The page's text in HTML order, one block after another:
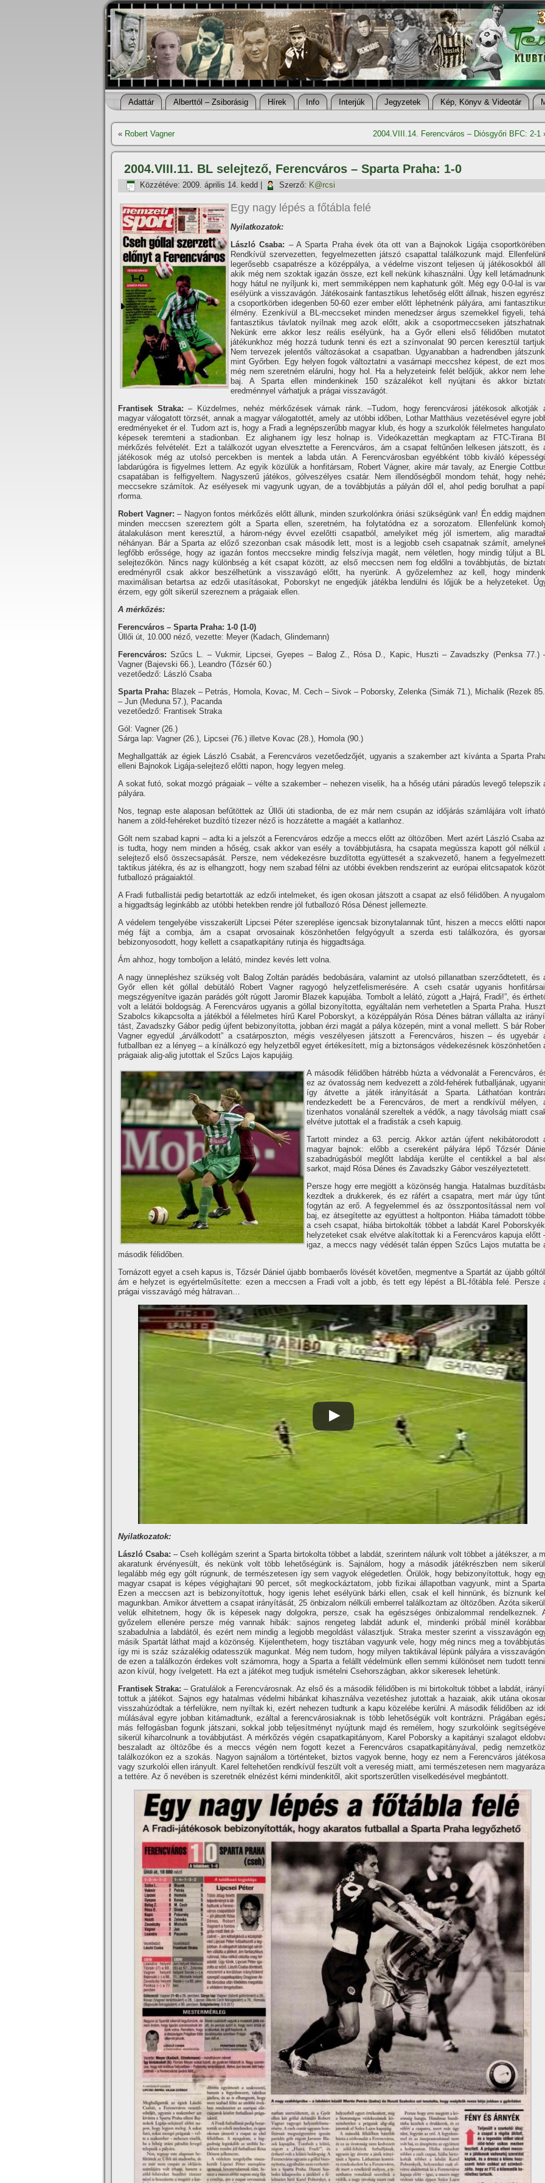
Adattár Alberttól – Zsiborásig Hí­rek Info Interjúk Jegyzetek Kép, Könyv & Videotár
« Robert Vagner 2004.VIII.14. Ferencváros – Diósgyőri BFC: 2-1
2004.VIII.11. BL selejtező, Ferencváros – Sparta Praha: 1-0
Közzétéve: 2009. április 14. kedd Szerző: K@rcsi
Egy nagy lépés a főtábla felé
Nyilatkozatok:
László Csaba: – A Sparta Praha évek óta ott van a Bajnokok Ligája
Rendkí­vül szervezetten, fegyelmezetten játszó csapattal találkozunk majd.
legerősebb csapatrésze a középpálya, a védelme viszont teljesen új játékosokból
akik még nem szoktak igazán össze, ezt kell nekünk kihasználni. Úgy kell
hogy hátul ne nyí­ljunk ki, mert semmiképpen nem kaphatunk gólt. Még egy 0-0-lal is
esélyünk a visszavágón. Játékosaink fantasztikus lehetőség előtt állnak, hiszen
a csoportkörben idegenben 50-60 ezer ember előtt léphetnénk pályára, ami
élmény. Ezenkí­vül a BL-meccseket minden menedzser árgus szemekkel figyeli,
fantasztikus távlatok nyí­lnak meg azok előtt, akik a csoportmeccseken
Nekünk erre akkor lesz reális esélyünk, ha a Győr elleni első félidőben
játékunkhoz még hozzá tudunk tenni és ezt a szí­nvonalat 90 percen keresztül
Nem tervezek jelentős változásokat a csapatban. Ugyanabban a hadrendben
mint Győrben. Egy helyen fogok változtatni a vasárnapi meccshez képest, de ezt
még nem szeretném elárulni, hogy hol. Ha a helyzeteink felét belőjük, akkor nem
baj. A Sparta ellen mindenkinek 150 százalékot kell nyújtani és akkor
eredménnyel várhatjuk a prágai visszavágót.
Frantisek Straka:– Küzdelmes, nehéz mérkőzések várnak ránk. –Tudom, hogy ferencvárosi játékosok alkotják
magyar válogatott törzsét, annak a magyar válogatottét, amely az utóbbi időben, Lothar Matthäus vezetésével egyre
eredményeket ér el. Tudom azt is, hogy a Fradi a legnépszerűbb magyar klub, és hogy a szurkolók félelmetes
képesek teremteni a stadionban. Ez alighanem í­gy lesz holnap is. Videókazettán megkaptam az FTC-Tirana
mérkőzés felvételét. Ezt a találkozót ugyan elvesztette a Ferencváros, ám a csapat feltűnően lelkesen játszott, és
játékosok még az utolsó percekben is mentek a labda után. A Ferencvárosban egyébként több kiváló
labdarúgóra is figyelmes lettem. Az egyik közülük a honfitársam, Robert Vágner, akire már tavaly, az Energie
csapatában is felfigyeltem. Nagyszerű játékos, gólveszélyes csatár. Nem illendőségből mondom tehát, hogy
meccsekre számí­tok. Az esélyesek mi vagyunk ugyan, de a továbbjutás a pályán dől el, ahol pedig borulhat a
rforma.
Robert Vagner:– Nagyon fontos mérkőzés előtt állunk, minden szurkolónkra óriási szükségünk van! Én eddig
minden meccsen szereztem gólt a Sparta ellen, szeretném, ha folytatódna ez a sorozatom. Ellenfelünk
átalakuláson ment keresztül, a három-négy évvel ezelőtti csapatból, amelyiket még jól ismertem, alig
néhányan. Bár a Sparta az előző szezonban csak második lett, most is a legjobb cseh csapatnak számí­t,
legfőbb erőssége, hogy az igazán fontos meccsekre mindig felszí­vja magát, nem véletlen, hogy mindig túljut a
selejtezőkön. Nincs nagy különbség a két csapat között, az első meccsen nem fog eldőlni a továbbjutás, de
eredményről csak akkor beszélhetünk a visszavágó előtt, ha nyerünk. A győzelemhez az kell, hogy
maximálisan betartsa az edzői utasí­tásokat, Poborskyt ne engedjük játékba lendülni és lőjjük be a helyzeteket.
érzem, egy gólt sikerül szereznem a prágaiak ellen.
A mérkőzés:
Ferencváros – Sparta Praha: 1-0 (1-0)
Üllői út, 10.000 néző, vezette: Meyer (Kadach, Glindemann)
Ferencváros: Szűcs L. – Vukmir, Lipcsei, Gyepes – Balog Z., Rósa D., Kapic, Huszti – Zavadszky (Penksa 77.)
Vagner (Bajevski 66.), Leandro (Tőzsér 60.)
vezetőedző: László Csaba
Sparta Praha: Blazek – Petrás, Homola, Kovac, M. Cech – Sivok – Poborsky, Zelenka (Simák 71.), Michalik (Rezek
– Jun (Meduna 57.), Pacanda
vezetőedző: Frantisek Straka
Gól: Vagner (26.)
Sárga lap: Vagner (26.), Lipcsei (76.) illetve Kovac (28.), Homola (90.)
Meghallgatták az égiek László Csabát, a Ferencváros vezetőedzőjét, ugyanis a szakember azt kí­vánta a Sparta
elleni Bajnokok Ligája-selejtező előtti napon, hogy legyen meleg.
A sokat futó, sokat mozgó prágaiak – vélte a szakember – nehezen viselik, ha a hőség utáni páradús levegő telepszik
pályára.
Nos, tegnap este alaposan befűtöttek az Üllői úti stadionba, de ez már nem csupán az időjárás számlájára volt
hanem a zöld-fehéreket buzdí­tó tí­zezer néző is hozzátette a magáét a katlanhoz.
Gólt nem szabad kapni – adta ki a jelszót a Ferencváros edzője a meccs előtt az öltözőben. Mert azért László Csaba
is tudta, hogy nem minden a hőség, csak akkor van esély a továbbjutásra, ha csapata megússza kapott gól nélkül
selejtező első összecsapását. Persze, nem védekezésre buzdí­totta együttesét a szakvezető, hanem a
taktikus játékra, és az is elhangzott, hogy nem szabad félni az utóbbi években rendszerint az európai elitcsapatok
futballozó prágaiaktól.
A Fradi futballistái pedig betartották az edzői intelmeket, és igen okosan játszott a csapat az első félidőben. A
a higgadtság leginkább az utóbbi hetekben rendre jól futballozó Rósa Dénest jellemezte.
A védelem tengelyébe visszakerült Lipcsei Péter szereplése igencsak bizonytalannak tűnt, hiszen a meccs előtti
még fájt a combja, ám a csapat orvosainak köszönhetően felgyógyult a szerda esti találkozóra, és
bebizonyosodott, hogy kellett a csapatkapitány rutinja és higgadtsága.
Ám ahhoz, hogy tomboljon a lelátó, mindez kevés lett volna.
A nagy ünnepléshez szükség volt Balog Zoltán parádés bedobására, valamint az utolsó pillanatban szerződtetett, és
Győr ellen két góllal debütáló Robert Vagner ragyogó helyzetfelismerésére. A cseh csatár ugyanis
megszégyení­tve igazán parádés gólt rúgott Jaromir Blazek kapujába. Tombolt a lelátó, zúgott a „Hajrá, Fradi!”, és
volt a lelátói boldogság. A Ferencváros ugyanis a góllal bizonyí­totta, egyáltalán nem verhetetlen a Sparta Praha.
Szabolcs kikapcsolta a játékból a félelmetes hí­rű Karel Poborskyt, a középpályán Rósa Dénes bátran vállalta az
tást, Zavadszky Gábor pedig újfent bebizonyí­totta, jobban érzi magát a pálya közepén, mint a vonal mellett. S bár
Vagner egyedül „árválkodott” a csatárposzton, mégis veszélyesen játszott a Ferencváros, hiszen – és ugyebár
futballban ez a lényeg – a kí­nálkozó egy helyzetből egyet értékesí­tett, mí­g a biztonságos védekezésnek köszönhetően
prágaiak alig-alig jutottak el Szűcs Lajos kapujáig.
A második félidőben hátrébb húzta a védvonalát a Ferencváros,
ez az óvatosság nem kedvezett a zöld-fehérek futballjának,
í­gy átvette a játék irányí­tását a Sparta. Láthatóan
rendezkedett be a Ferencváros, de mert a rendkí­vül mélyen,
tizenhatos vonalánál szereltek a védők, a nagy távolság miatt
elvétve jutottak el a fradisták a cseh kapuig.
Tartott mindez a 63. percig. Akkor aztán újfent nekibátorodott
magyar bajnok: előbb a csereként pályára lépő Tőzsér Dániel
szabadrúgásból meglőtt labdája kerülte el centikkel a bal
sarkot, majd Rósa Dénes és Zavadszky Gábor veszélyeztetett.
Persze hogy erre megjött a közönség hangja. Hatalmas
kezdtek a drukkerek, és ez ráfért a csapatra, mert már úgy
fogytán az erő. A fegyelemmel és az összpontosí­tással nem
baj, ez átsegí­tette az együttest a holtponton. Hiába támadott
a cseh csapat, hiába birtokolták többet a labdát Karel
helyzeteket csak elvétve alakí­tottak ki a Ferencváros kapuja előtt
igaz, a meccs nagy védését talán éppen Szűcs Lajos mutatta be
második félidőben.
Tornázott egyet a cseh kapus is, Tőzsér Dániel újabb bombaerős lövését követően, megmentve a Spartát az újabb
ám e helyzet is egyértelműsí­tette: ezen a meccsen a Fradi volt a jobb, és tett egy lépést a BL-főtábla felé. Persze
prágai visszavágó még hátravan…
Nyilatkozatok:
László Csaba: – Cseh kollégám szerint a Sparta birtokolta többet a labdát, szerintem nálunk volt többet a játékszer, a
akaratunk érvényesült, és nekünk volt több lehetőségünk is. Sajnálom, hogy a második játékrészben nem
legalább még egy gólt rúgnunk, de természetesen í­gy sem vagyok elégedetlen. Örülök, hogy bebizonyí­tottuk, hogy
magyar csapat is képes végighajtani 90 percet, sőt megkockáztatom, jobb fizikai állapotban vagyunk, mint a
Ezen a meccsen azt is bebizonyí­tottuk, hogy igenis lehet esélyünk bárki ellen, csak el kell hinnünk, és bí­znunk kell
magunkban. Amikor átvettem a csapat irányí­tását, 25 önbizalom nélküli emberrel találkoztam az öltözőben. Azóta
velük elhitetnem, hogy ők is képesek nagy dolgokra, persze, csak ha egészséges önbizalommal rendelkeznek.
győzelem ellenére persze még vannak hibák: sajnos rengeteg labdát adunk el, mindenki próbál minél
szabadulnia a labdától, és ezért nem mindig a legjobb megoldást választjuk. Straka mester szerint a visszavágón
másik Spartát láthat majd a közönség. Kijelenthetem, hogy tisztában vagyunk vele, hogy még nincs meg a
í­gy mi is száz százalékig odatesszük magunkat. Még nem tudom, hogy milyen taktikával lépünk pályára a
de ezen a találkozón érdekes volt számomra, hogy a Sparta a felállt védelmünk ellen semmi különöset nem tudott
azon kí­vül, hogy í­velgetett. Ha ezt a játékot meg tudjuk ismételni Csehországban, akkor sikeresek lehetünk.
Frantisek Straka: – Gratulálok a Ferencvárosnak. Az első és a második félidőben is mi birtokoltuk többet a labdát,
tottuk a játékot. Sajnos egy hatalmas védelmi hibánkat kihasználva vezetéshez jutottak a hazaiak, akik utána
visszahúzódtak a térfelükre, nem nyí­ltak ki, ezért nehezen tudtunk a kapu közelébe kerülni. A második félidőben az
múlásával egyre jobban kitámadtunk, ezáltal a ferencvárosiaknak is több lehetőségük volt kontrázni. Prágában
más felfogásban fogunk játszani, sokkal jobb teljesí­tményt nyújtunk majd és remélem, hogy szurkolóink segí­tségével
sikerül kiharcolnunk a továbbjutást. A mérkőzés végén csapatkapitányom, Karel Poborsky a kapitányi szalagot
beszaladt az öltözőbe és a meccs végén nem fogott kezet a Ferencváros csapatkapitányával, pedig
találkozókon ez a szokás. Nagyon sajnálom a történteket, biztos vagyok benne, hogy ez nem a Ferencváros
vagy szurkolói ellen irányult. Karel feltehetően rendkí­vül feszült volt a vereség miatt, ami természetesen nem
a tettére. Az ő nevében is szeretnék elnézést kérni mindenkitől, akit sportszerűtlen viselkedésével megbántott.